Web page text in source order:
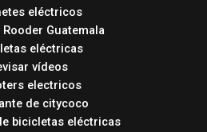
eléctricos
Guatemala
eléctricas
vídeos
electricos
de citycoco
bicicletas eléctricas